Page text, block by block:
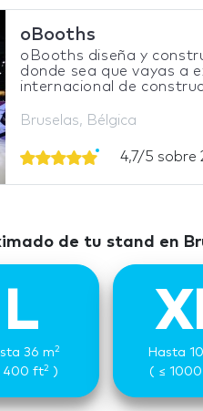
oBooths
oBooths diseña y
donde sea que vayas a
internacional de
Bruselas, Bélgica
4,7/5 sobre
de tu stand en
L
36 m2
400 ft2 )
Hasta
( ≤